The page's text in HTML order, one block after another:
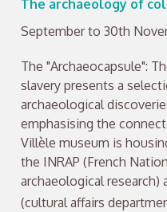
The archaeology of
September to 30th
The "Archaeocapsule":
slavery presents a
archaeological
emphasising the
Villèle museum is
the INRAP (French
archaeological research)
(cultural affairs